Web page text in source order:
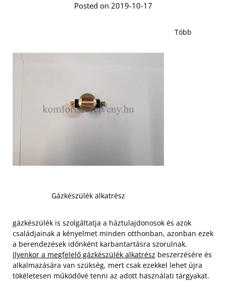
Posted on 2019-10-17
Gázkészülék alkatrész
Több
gázkészülék is szolgáltatja a háztulajdonosok és azok
családjainak a kényelmet minden otthonban, azonban ezek
a berendezések időnként karbantartásra szorulnak.
Ilyenkor a megfelelő gázkészülék alkatrész beszerzésére és
alkalmazására van szükség, mert csak ezekkel lehet újra
tökéletesen működővé tenni az adott használati tárgyakat.